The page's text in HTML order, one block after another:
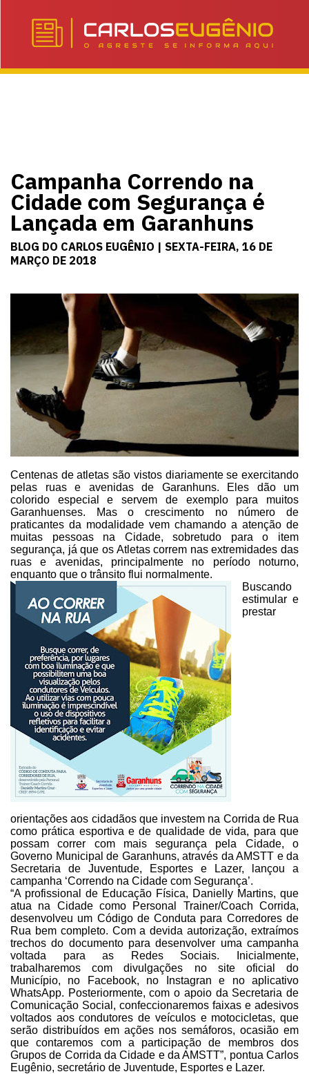
Campanha Correndo na
Cidade com Segurança é
Lançada em Garanhuns
BLOG DO CARLOS EUGÊNIO | SEXTA-FEIRA, 16 DE
MARÇO DE 2018
Centenas de atletas são vistosdiariamente se exercitando
pelas ruas e avenidas de Garanhuns. Eles dão um
colorido especial e servem de exemplo para muitos
Garanhuenses. Mas o crescimento no número de
praticantes da modalidade vem chamando a atenção de
muitas pessoas na Cidade, sobretudo para o item
segurança, já que os Atletascorrem nas extremidades das
ruas e avenidas, principalmente no período noturno,
enquanto que o trânsito flui normalmente.
Buscando
estimular e
prestar
orientações aos cidadãos que investem na Corrida de Rua
como prática esportiva e de qualidade de vida, para que
possam correr com mais segurança pela Cidade, o
Governo Municipal de Garanhuns, através da AMSTT e da
Secretaria de Juventude, Esportes e Lazer, lançou a
campanha ‘Correndo na Cidade com Segurança’.
“A profissional de Educação Física, Danielly Martins, que
atua na Cidade como Personal Trainer/Coach Corrida,
desenvolveu um Código de Conduta para Corredores de
Rua bem completo. Com a devida autorização, extraímos
trechos do documento para desenvolver uma campanha
voltada para as Redes Sociais. Inicialmente,
trabalharemos com divulgações no site oficial do
Município, no Facebook, no Instagran e noaplicativo
WhatsApp. Posteriormente, com o apoio da Secretaria de
Comunicação Social, confeccionaremos faixas e adesivos
voltados aos condutores de veículose motocicletas, que
serão distribuídos em ações nos semáforos, ocasião em
que contaremos com a participação de membros dos
Grupos de Corrida da Cidade e da AMSTT”, pontua Carlos
Eugênio, secretário de Juventude, Esportes e Lazer.